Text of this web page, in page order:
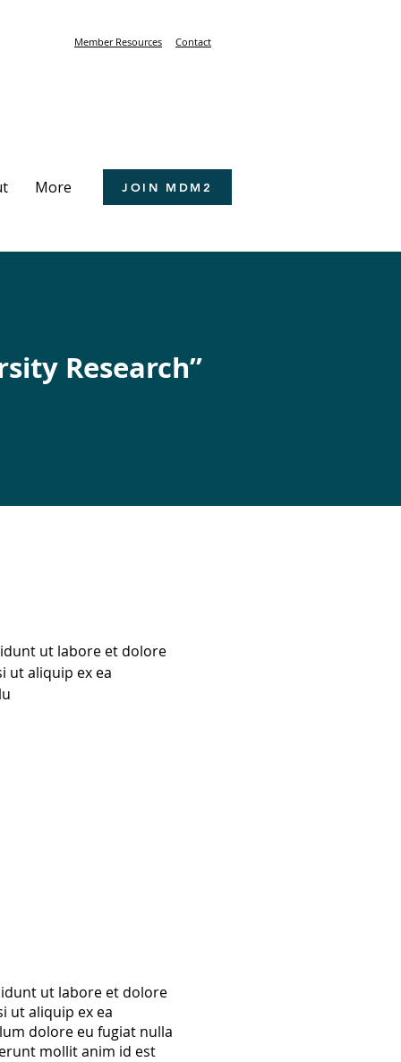
Member Resources Contact
More JOIN MDM2
Research”
ut labore et dolore
ut aliquip ex ea
ut labore et dolore
ut aliquip ex ea
dolore eu fugiat nulla
mollit anim id est